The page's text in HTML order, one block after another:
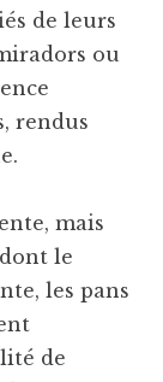
de leurs
ou
rendus
mais
le
les pans
de